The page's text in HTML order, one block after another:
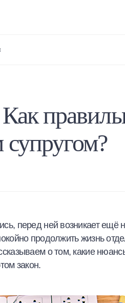
перед ней возникает ещё
продолжить жизнь
о том, какие
закон.